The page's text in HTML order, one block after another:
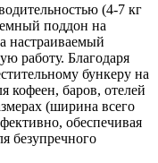
(4-7 кг
поддон на
настраиваемый
работу. Благодаря
бункеру на
кофеен, баров, отелей
(ширина всего
обеспечивая
безупречного